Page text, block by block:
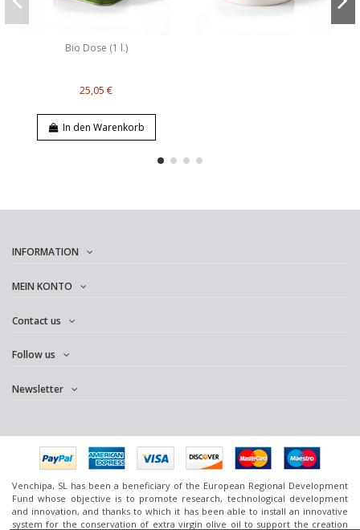
Bio Dose (1 l.)
25,05 €
In den Warenkorb
INFORMATION
MEIN KONTO
Contact us
Follow us
Newsletter
Venchipa, SL has been a beneficiary of the European Regional Development
Fund whose objective is to promote research, technological development
and innovation, and thanks to which it has been able to install an innovative
system for the conservation of extra virgin olive oil to support the creation